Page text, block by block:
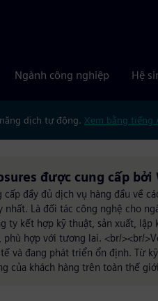
Ngành công nghiệp Hệ
dịch tự động. Xem bằng tiếng
được cung cấp bởi
cấp đầy đủ dịch vụ hàng đầu về
Là đối tác công nghệ cho
ty kết hợp kỹ thuật, sản xuất,
hợp với tương lai. <br/><br/
và đang phát triển ổn định. Từ
của khách hàng trên toàn thế